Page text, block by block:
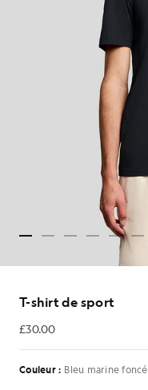
T-shirt de sport
£30.00
£30.00
Couleur : Bleu marine foncé